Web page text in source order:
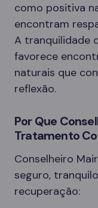
como positiva
encontram
A tranquilidade
favorece
naturais que
reflexão.
Por Que
Tratamento
Conselheiro
seguro,
recuperação: